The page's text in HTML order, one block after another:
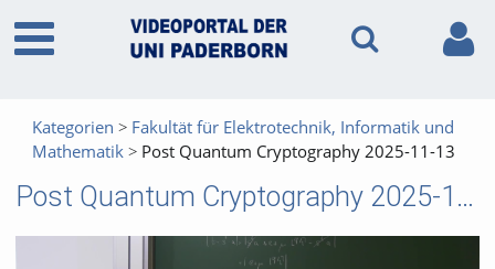
Kategorien
Fakultät für Elektrotechnik, Informatik und
Mathematik
Post Quantum Cryptography 2025-11-13
Post Quantum Cryptography 2025-11-13